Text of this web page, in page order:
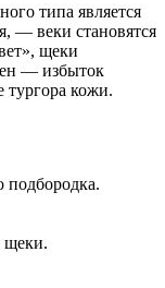
типа является
— веки становятся
щеки
— избыток
кожи.
подбородка.
щеки.